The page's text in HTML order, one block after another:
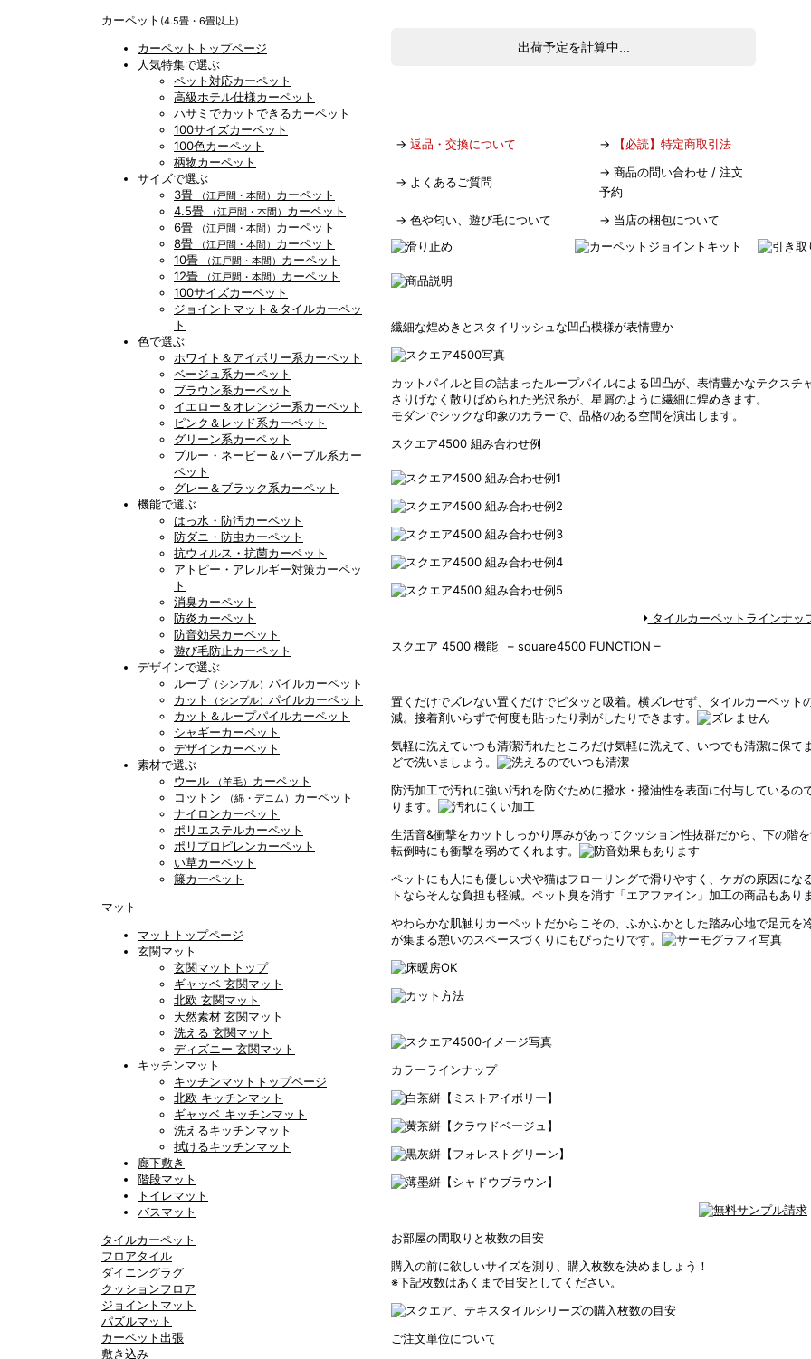
カーペット (4.5畳・6畳以上)
カーペットトップページ
人気特集で選ぶ
ペット対応カーペット
高級ホテル仕様カーペット
ハサミでカットできるカーペット
100サイズカーペット
100色カーペット
柄物カーペット
サイズで選ぶ
3畳
（江戸間・本間） カーペット
4.5畳
（江戸間・本間） カーペット
6畳
（江戸間・本間） カーペット
8畳
（江戸間・本間） カーペット
10畳
（江戸間・本間） カーペット
12畳
（江戸間・本間） カーペット
100サイズカーペット
ジョイントマット＆タイルカーペッ
ト
色で選ぶ
ホワイト＆アイボリー系カーペット
ベージュ系カーペット
ブラウン系カーペット
イエロー＆オレンジー系カーペット
ピンク＆レッド系カーペット
グリーン系カーペット
ブルー・ネービー＆パープル系カー
ペット
グレー＆ブラック系カーペット
機能で選ぶ
はっ水・防汚カーペット
防ダニ・防虫カーペット
抗ウィルス・抗菌カーペット
アトピー・アレルギー対策カーペッ
ト
消臭カーペット
防炎カーペット
防音効果カーペット
遊び毛防止カーペット
デザインで選ぶ
ループ （シンプル） パイルカーペット
カット
（シンプル） パイルカーペット
カット＆ループパイルカーペット
シャギーカーペット
デザインカーペット
素材で選ぶ
ウール
（羊毛） カーペット
コットン
（綿・デニム） カーペット
ナイロンカーペット
ポリエステルカーペット
ポリプロピレンカーペット
い草カーペット
籐カーペット
マット
マットトップページ
玄関マット
玄関マットトップ
ギャッベ 玄関マット
北欧 玄関マット
天然素材 玄関マット
洗える 玄関マット
ディズニー 玄関マット
キッチンマット
キッチンマットトップページ
北欧 キッチンマット
ギャッベ キッチンマット
洗えるキッチンマット
拭けるキッチンマット
廊下敷き
階段マット
トイレマット
バスマット
タイルカーペット
フロアタイル
ダイニングラグ
クッションフロア
ジョイントマット
パズルマット
カーペット出張
敷き込み
出荷予定を計算中...
→ 返品・交換について → 【必読】特定商取引法
→ よくあるご質問
→ 商品の問い合わせ / 注文
予約
→ 色や匂い、遊び毛について → 当店の梱包について
繊細な煌めきとスタイリッシュな凹凸模様が表情豊か
カットパイルと目の詰まったループパイルによる凹凸が、表情豊かなテクスチ
さりげなく散りばめられた光沢糸が、星屑のように繊細に煌めきます。
モダンでシックな印象のカラーで、品格のある空間を演出します。
スクエア4500 組み合わせ例
タイルカーペットラインナッ
スクエア 4500 機能 – square4500 FUNCTION –
置くだけでズレない置くだけでピタッと吸着。横ズレせず、タイルカーペッ
減。接着剤いらずで何度も貼ったり剥がしたりできます。
気軽に洗えていつも清潔汚れたところだけ気軽に洗えて、いつでも清潔に保
どで洗いましょう。
防汚加工で汚れに強い汚れを防ぐために撥水・撥油性を表面に付与している
ります。
生活音&衝撃をカット しっかり厚みがあってクッション性抜群だから、下の階
転倒時にも衝撃を弱めてくれます。
ペットにも人にも優しい犬や猫はフローリングで滑りやすく、ケガの原因に
トならそんな負担も軽減。ペット臭を消す「エアファイン」加工の商品もあり
やわらかな肌触り カーペットだからこその、ふかふかとした踏み心地で足元
が集まる憩いのスペースづくりにもぴったりです。
カラーラインナップ
【ミストアイボリー】
【クラウドベージュ】
【フォレストグリーン】
【シャドウブラウン】
お部屋の間取りと枚数の目安
購入の前に欲しいサイズを測り、購入枚数を決めましょう！
※下記枚数はあくまで目安としてください。
ご注文単位について